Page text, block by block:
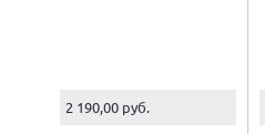
2 190,00 руб.